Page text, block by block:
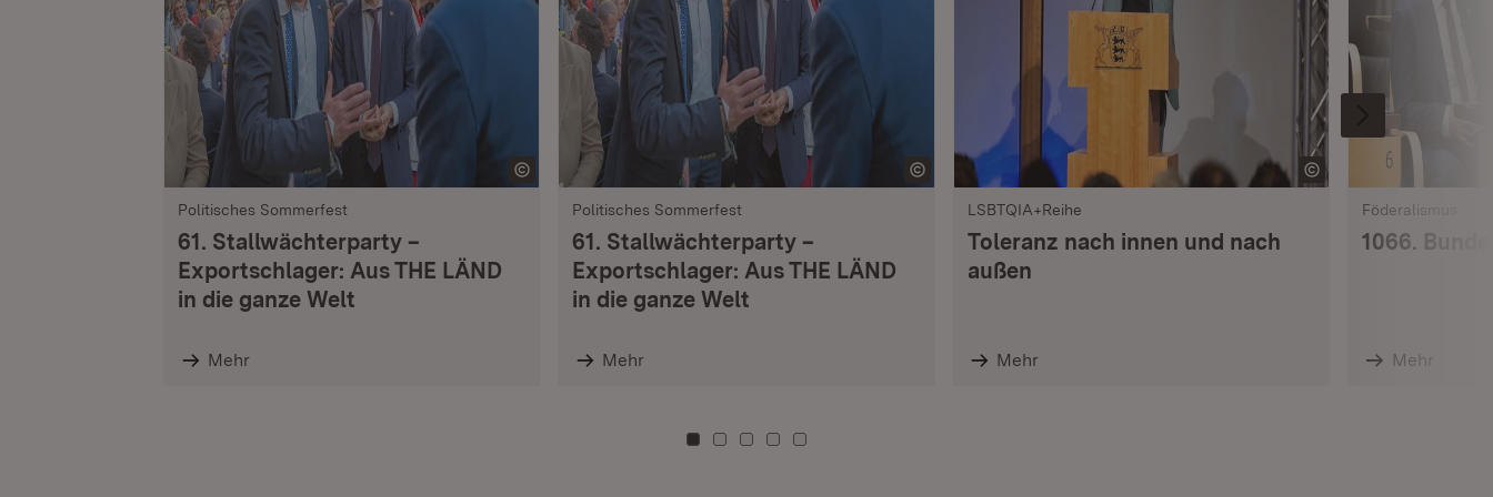
Politisches Sommerfest
61. Stallwächterparty –
Exportschlager: Aus THE LÄND
in die ganze Welt
Mehr
Politisches Sommerfest
61. Stallwächterparty –
Exportschlager: Aus THE LÄND
in die ganze Welt
Mehr
LSBTQIA+Reihe
Toleranz nach innen und nach
außen
Mehr
Föderalismus
1066.
Mehr
Zu Kachel: 0
Zu Kachel: 3
Zu Kachel: 6
Zu Kachel: 9
Zu Kachel: 12